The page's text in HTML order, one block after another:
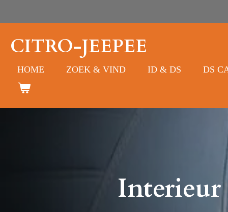
direct
naar
de
hoofdinhoud
CITRO-JEEPEE
HOME ZOEK & VIND ID & DS DS
Interieur